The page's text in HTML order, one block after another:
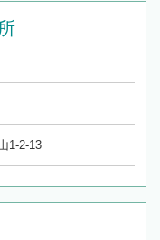
1-2-13